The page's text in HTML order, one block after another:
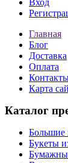
Вход
Главная
Блог
Доставка
Оплата
Карта
Каталог
Букеты